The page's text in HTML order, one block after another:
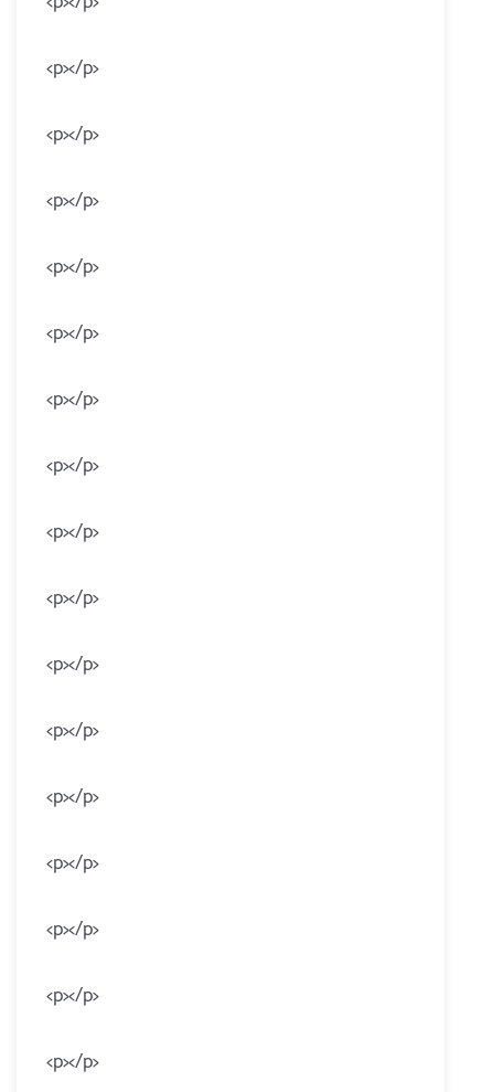
<p></p>
<p></p>
<p></p>
<p></p>
<p></p>
<p></p>
<p></p>
<p></p>
<p></p>
<p></p>
<p></p>
<p></p>
<p></p>
<p></p>
<p></p>
<p></p>